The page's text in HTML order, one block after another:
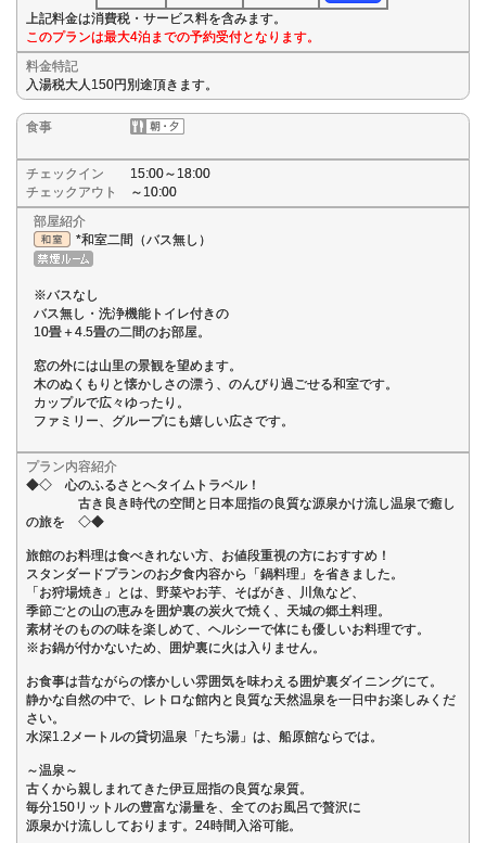
上記料金は消費税・サービス料を含みます。
このプランは最大4泊までの予約受付となります。
料金特記
入湯税大人150円別途頂きます。
食事
チェックイン
15:00～18:00
チェックアウト
～10:00
部屋紹介
*和室二間（バス無し）
※バスなし
バス無し・洗浄機能トイレ付きの
10畳＋4.5畳の二間のお部屋。
窓の外には山里の景観を望めます。
木のぬくもりと懐かしさの漂う、のんびり過ごせる和室です。
カップルで広々ゆったり。
ファミリー、グループにも嬉しい広さです。
プラン内容紹介
◆◇ 心のふるさとへタイムトラベル！
古き良き時代の空間と日本屈指の良質な源泉かけ流し温泉で癒し
の旅を ◇◆
旅館のお料理は食べきれない方、お値段重視の方におすすめ！
スタンダードプランのお夕食内容から「鍋料理」を省きました。
「お狩場焼き」とは、野菜やお芋、そばがき、川魚など、
季節ごとの山の恵みを囲炉裏の炭火で焼く、天城の郷土料理。
素材そのものの味を楽しめて、ヘルシーで体にも優しいお料理です。
※お鍋が付かないため、囲炉裏に火は入りません。
お食事は昔ながらの懐かしい雰囲気を味わえる囲炉裏ダイニングにて。
静かな自然の中で、レトロな館内と良質な天然温泉を一日中お楽しみくだ
さい。
水深1.2メートルの貸切温泉「たち湯」は、船原館ならでは。
～温泉～
古くから親しまれてきた伊豆屈指の良質な泉質。
毎分150リットルの豊富な湯量を、全てのお風呂で贅沢に
源泉かけ流ししております。24時間入浴可能。